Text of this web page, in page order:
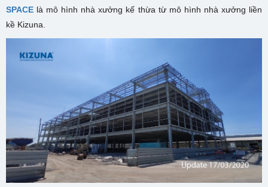
SPACE là mô hình nhà xưởng kế thừa từ mô hình nhà xưởng liền
kề Kizuna.